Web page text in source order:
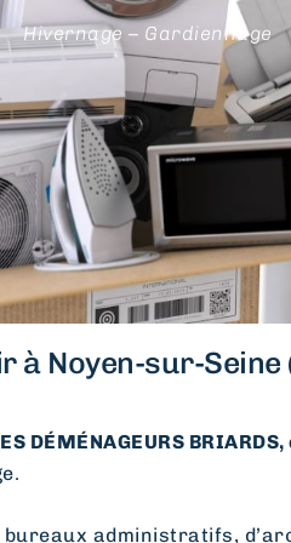
Hivernage – Gardiennage
à Noyen-sur-Seine
DÉMÉNAGEURS
administratifs,